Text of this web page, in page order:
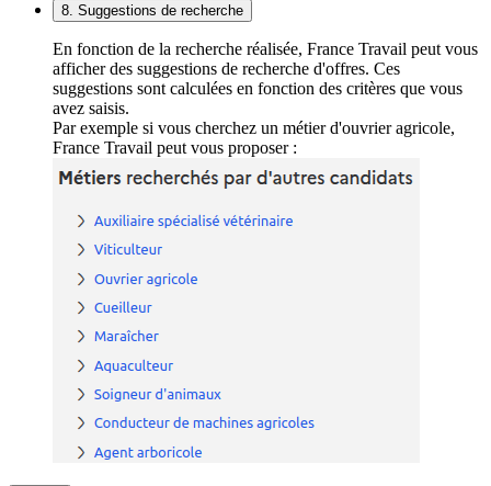
8. Suggestions de recherche
En fonction de la recherche réalisée, France Travail peut vous
afficher des suggestions de recherche d'offres. Ces
suggestions sont calculées en fonction des critères que vous
avez saisis.
Par exemple si vous cherchez un métier d'ouvrier agricole,
France Travail peut vous proposer :